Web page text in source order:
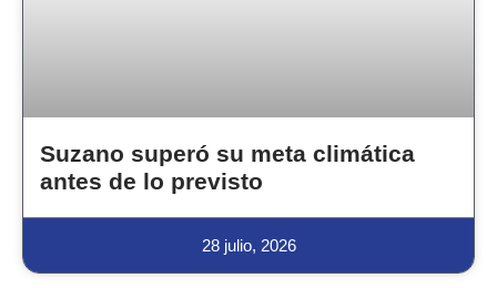
Suzano superó su meta climática
antes de lo previsto
28 julio, 2026